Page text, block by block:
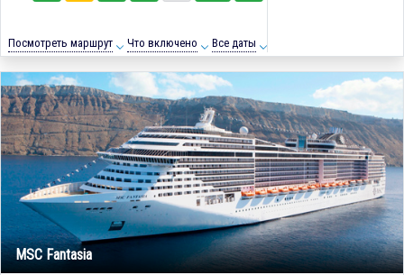
Посмотреть маршрут Что включено Все даты
MSC Fantasia